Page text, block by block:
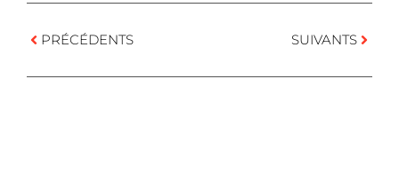
PRÉCÉDENTS SUIVANTS